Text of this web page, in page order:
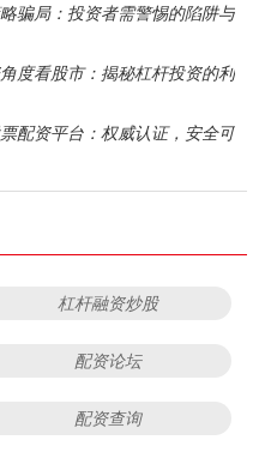
骗局：投资者需警惕的陷阱与
度看股市：揭秘杠杆投资的利
配资平台：权威认证，安全可
杠杆融资炒股
配资论坛
配资查询